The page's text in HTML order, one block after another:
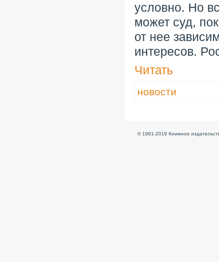
условно. Но
может суд,
от нее
интересов.
Читать
новости
© 1991-2019 Книжное